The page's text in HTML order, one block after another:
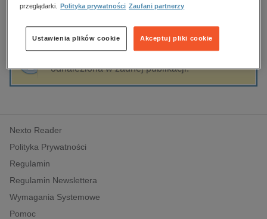
edukacja
hobby, sport, rozrywka
komputery, internet, technologie, informatyka
polityka, społeczno-informacyjne
psychologiczne
inne
popularno-naukowe
historia
Sortowanie Filtrowanie
odnaleziona w żadnej publikacji.
Nexto Reader
Polityka Prywatności
Regulamin
Regulamin Newslettera
Wymagania Systemowe
Pomoc
przeglądarki.
Polityka prywatności Zaufani partnerzy
Akceptuj pliki cookie
Ustawienia plików cookie